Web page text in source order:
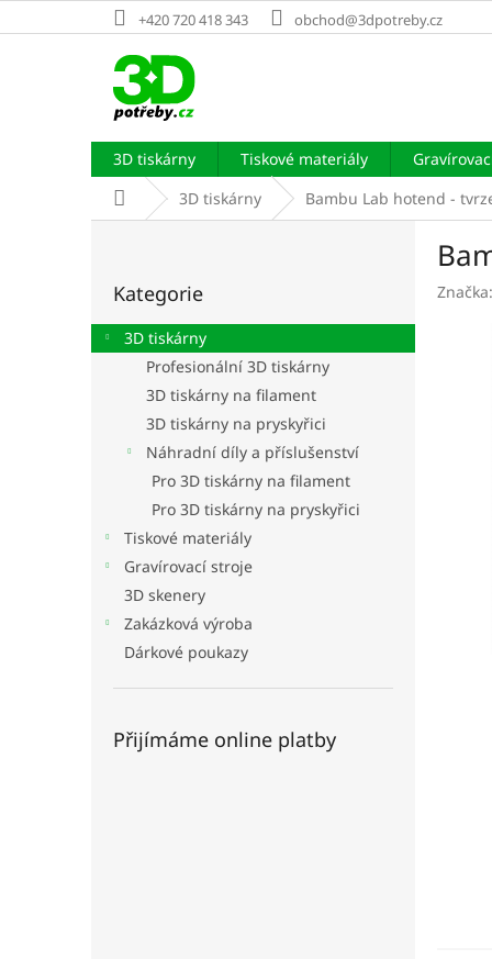
na
+420 720 418 343 obchod@3dpotreby.cz
3D tiskárny Tiskové materiály
Domů 3D tiskárny Bambu Lab hotend -
r
a
kategorie
Kategorie
3D tiskárny
Profesionální 3D tiskárny
3D tiskárny na filament
3D tiskárny na pryskyřici
Náhradní díly a příslušenství
Pro 3D tiskárny na filament
Pro 3D tiskárny na pryskyřici
Tiskové materiály
Gravírovací stroje
3D skenery
Zakázková výroba
Dárkové poukazy
Přijímáme online platby
Značka: